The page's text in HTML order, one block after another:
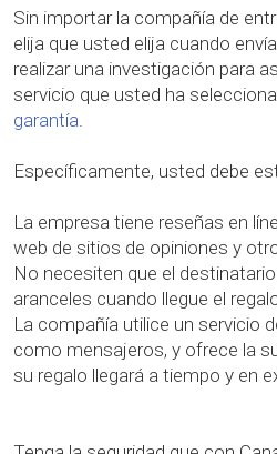
Sin importar la compañía de
elija que usted elija cuando
realizar una investigación para
servicio que usted ha
garantía.
Específicamente, usted debe
La empresa tiene reseñas en
web de sitios de opiniones y
No necesiten que el
aranceles cuando llegue el
La compañía utilice un servicio
como mensajeros, y ofrece la
su regalo llegará a tiempo y en